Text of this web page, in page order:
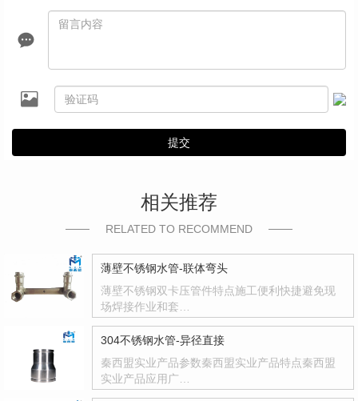
提交
相关推荐
RELATED TO RECOMMEND
薄壁不锈钢水管-联体弯头
薄壁不锈钢双卡压管件特点施工便利快捷避免现
场焊接作业和套…
304不锈钢水管-异径直接
秦西盟实业产品参数秦西盟实业产品特点秦西盟
实业产品应用广…